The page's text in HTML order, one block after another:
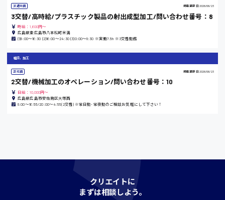
島根県
愛知県
時給1100円〜
派遣社員 掲載更新日 2026/06/23
3交替/高時給/プラスチック製品の射出成型加工/問い合わせ番号：8
時給：1,600円～
広島県東広島市八本松町米満
(1)8:00〜16:30 (2)16:00〜24:30 (3)0:00〜8:30 ※実働7.5h ※3交替勤務
組立、加工
正社員 掲載更新日 2026/06/23
2交替/機械加工のオペレーション/問い合わせ番号：10
日給：10,000円～
広島県広島市安佐南区大塚西
8:00〜16:55/20:00〜4:55(2交替) ※常日勤･常夜勤のご相談お気軽にして下さい！
クリエイトに
まずは相談しよう。